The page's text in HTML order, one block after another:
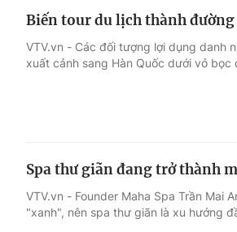
Điện ảnh
Âm nhạc
Sao
Biến tour du lịch thành
VTV.vn - Các đối tượng lợi dụng danh
xuất cảnh sang Hàn Quốc dưới vỏ
Spa thư giãn đang trở thành
VTV.vn - Founder Maha Spa Trần Mai
"xanh", nên spa thư giãn là xu hướng